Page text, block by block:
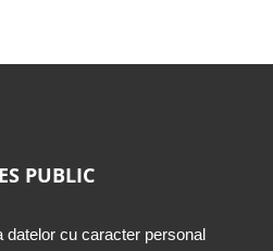
PUBLIC
datelor cu caracter personal